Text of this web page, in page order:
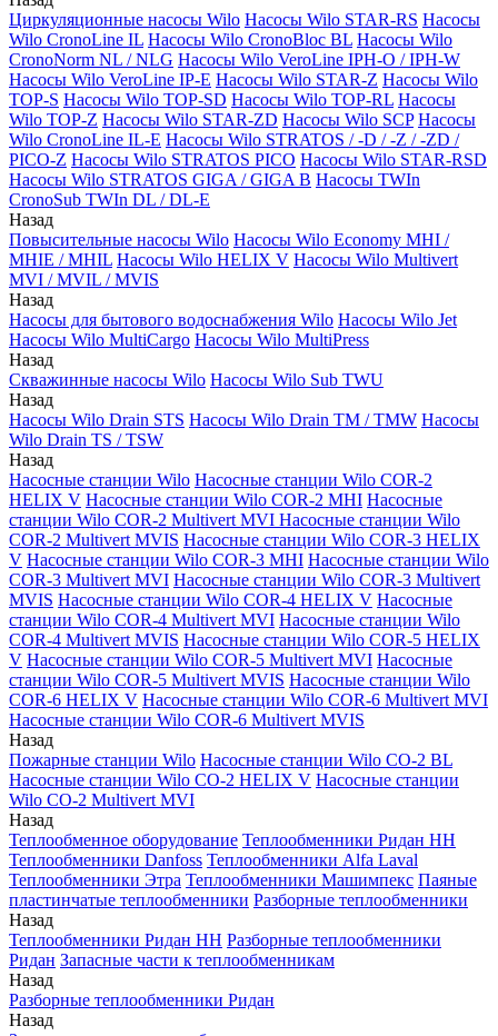
Циркуляционные насосы Wilo Насосы Wilo STAR-RS Насосы
Wilo CronoLine IL Насосы Wilo CronoBloc BL Насосы Wilo
CronoNorm NL / NLG Насосы Wilo VeroLine IPH-O / IPH-W
Насосы Wilo VeroLine IP-E Насосы Wilo STAR-Z Насосы Wilo
TOP-S Насосы Wilo TOP-SD Насосы Wilo TOP-RL Насосы
Wilo TOP-Z Насосы Wilo STAR-ZD Насосы Wilo SCP Насосы
Wilo CronoLine IL-E Насосы Wilo STRATOS / -D / -Z / -ZD /
PICO-Z Насосы Wilo STRATOS PICO Насосы Wilo STAR-RSD
Насосы Wilo STRATOS GIGA / GIGA B Насосы TWIn
CronoSub TWIn DL / DL-E
Назад
Повысительные насосы Wilo Насосы Wilo Economy MHI /
MHIE / MHIL Насосы Wilo HELIX V Насосы Wilo Multivert
MVI / MVIL / MVIS
Назад
Насосы для бытового водоснабжения Wilo Насосы Wilo Jet
Насосы Wilo MultiCargo Насосы Wilo MultiPress
Назад
Скважинные насосы Wilo Насосы Wilo Sub TWU
Назад
Насосы Wilo Drain STS Насосы Wilo Drain TM / TMW Насосы
Wilo Drain TS / TSW
Назад
Насосные станции Wilo Насосные станции Wilo COR-2
HELIX V Насосные станции Wilo COR-2 MHI Насосные
станции Wilo COR-2 Multivert MVI Насосные станции Wilo
COR-2 Multivert MVIS Насосные станции Wilo COR-3 HELIX
V Насосные станции Wilo COR-3 MHI Насосные станции Wilo
COR-3 Multivert MVI Насосные станции Wilo COR-3 Multivert
MVIS Насосные станции Wilo COR-4 HELIX V Насосные
станции Wilo COR-4 Multivert MVI Насосные станции Wilo
COR-4 Multivert MVIS Насосные станции Wilo COR-5 HELIX
V Насосные станции Wilo COR-5 Multivert MVI Насосные
станции Wilo COR-5 Multivert MVIS Насосные станции Wilo
COR-6 HELIX V Насосные станции Wilo COR-6 Multivert MVI
Насосные станции Wilo COR-6 Multivert MVIS
Назад
Пожарные станции Wilo Насосные станции Wilo CO-2 BL
Насосные станции Wilo CO-2 HELIX V Насосные станции
Wilo CO-2 Multivert MVI
Назад
Теплообменное оборудование Теплообменники Ридан НН
Теплообменники Danfoss Теплообменники Alfa Laval
Теплообменники Этра Теплообменники Машимпекс Паяные
пластинчатые теплообменники Разборные теплообменники
Назад
Теплообменники Ридан НН Разборные теплообменники
Ридан Запасные части к теплообменникам
Назад
Разборные теплообменники Ридан
Назад